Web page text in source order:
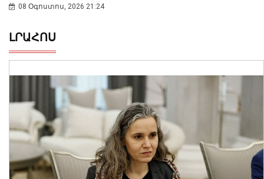
08 Օգոստոս, 2026 21:24
ԼՐԱՀՈՍ